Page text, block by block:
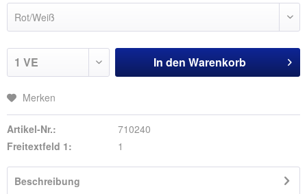
In den Warenkorb
Merken
Artikel-Nr.:
710240
Freitextfeld 1:
1
Beschreibung